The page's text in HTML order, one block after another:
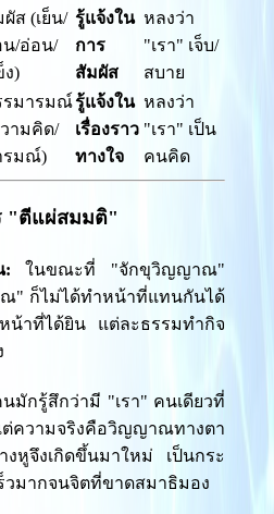
ส (เย็น/
น/อ่อน/
ง)
รู้แจ้งใน
การ
สัมผัส
หลงว่า
"เรา" เจ็บ/
สบาย
รมารมณ์
ามคิด/
รมณ์)
รู้แจ้งใน
เรื่องราว
ทางใจ
หลงว่า
"เรา" เป็น
คนคิด
"ตีแผ่สมมติ"
: ในขณะที่ "จักขุวิญญาณ"
" ก็ไม่ได้ทำหน้าที่แทนกันได้
น้าที่ได้ยิน แต่ละธรรมทำกิจ
มักรู้สึกว่ามี "เรา" คนเดียวที่
ต่ความจริงคือวิญญาณทางตา
หูจึงเกิดขึ้นมาใหม่ เป็นกระ
วมากจนจิตที่ขาดสมาธิมอง